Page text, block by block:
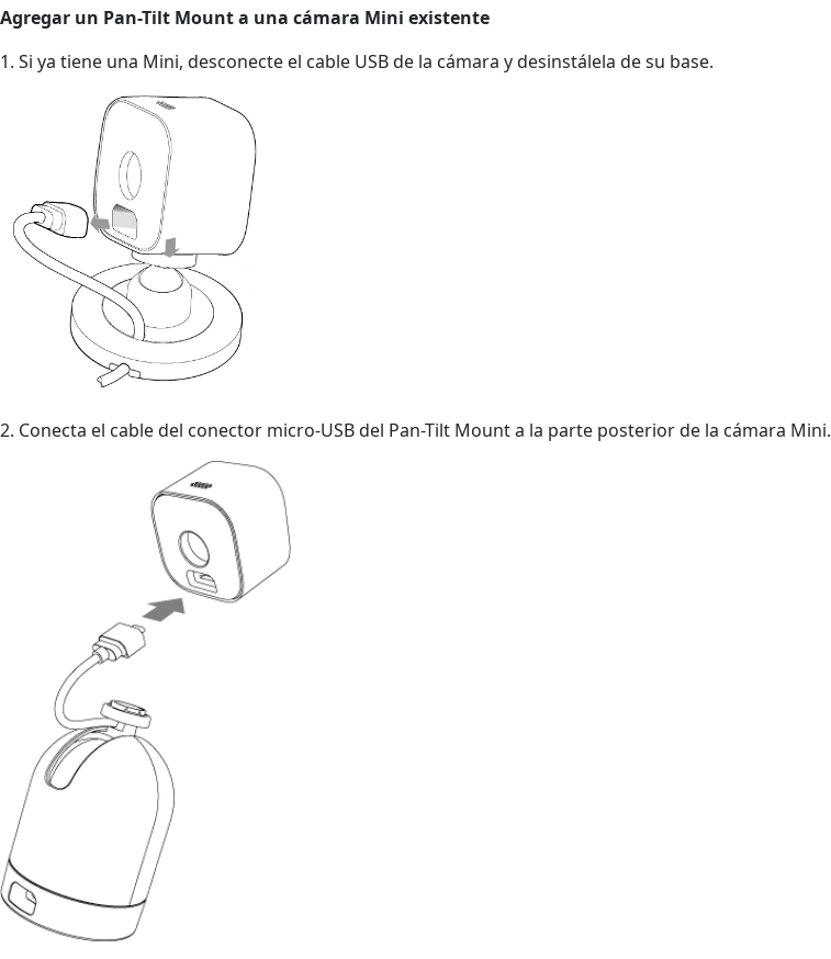
Agregar un Pan-Tilt Mount a una cámara Mini existente
1. Si ya tiene una Mini, desconecte el cable USB de la cámara y desinstálela de su base.
2. Conecta el cable del conector micro-USB del Pan-Tilt Mount a la parte posterior de la cámara Mini.